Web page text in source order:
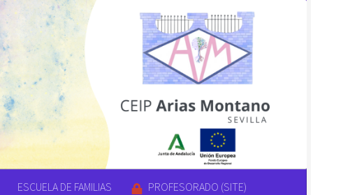
ESCUELA DE FAMILIAS PROFESORADO (SITE)